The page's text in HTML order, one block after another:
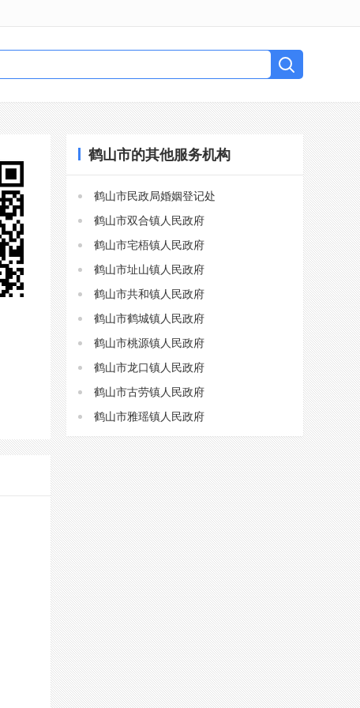
鹤山市的其他服务机构
鹤山市民政局婚姻登记处
鹤山市双合镇人民政府
鹤山市宅梧镇人民政府
鹤山市址山镇人民政府
鹤山市共和镇人民政府
鹤山市鹤城镇人民政府
鹤山市桃源镇人民政府
鹤山市龙口镇人民政府
鹤山市古劳镇人民政府
鹤山市雅瑶镇人民政府